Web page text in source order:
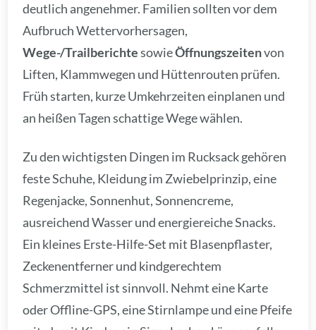
deutlich angenehmer. Familien sollten vor dem
Aufbruch Wettervorhersagen,
Wege-/TrailberichtesowieÖffnungszeitenvon
Liften, Klammwegen und Hüttenrouten prüfen.
Früh starten, kurze Umkehrzeiten einplanen und
an heißen Tagen schattige Wege wählen.
Zu den wichtigsten Dingen im Rucksack gehören
feste Schuhe, Kleidung im Zwiebelprinzip, eine
Regenjacke, Sonnenhut, Sonnencreme,
ausreichend Wasser und energiereiche Snacks.
Ein kleines Erste-Hilfe-Set mit Blasenpflaster,
Zeckenentferner und kindgerechtem
Schmerzmittel ist sinnvoll. Nehmt eine Karte
oder Offline-GPS, eine Stirnlampe und eine Pfeife